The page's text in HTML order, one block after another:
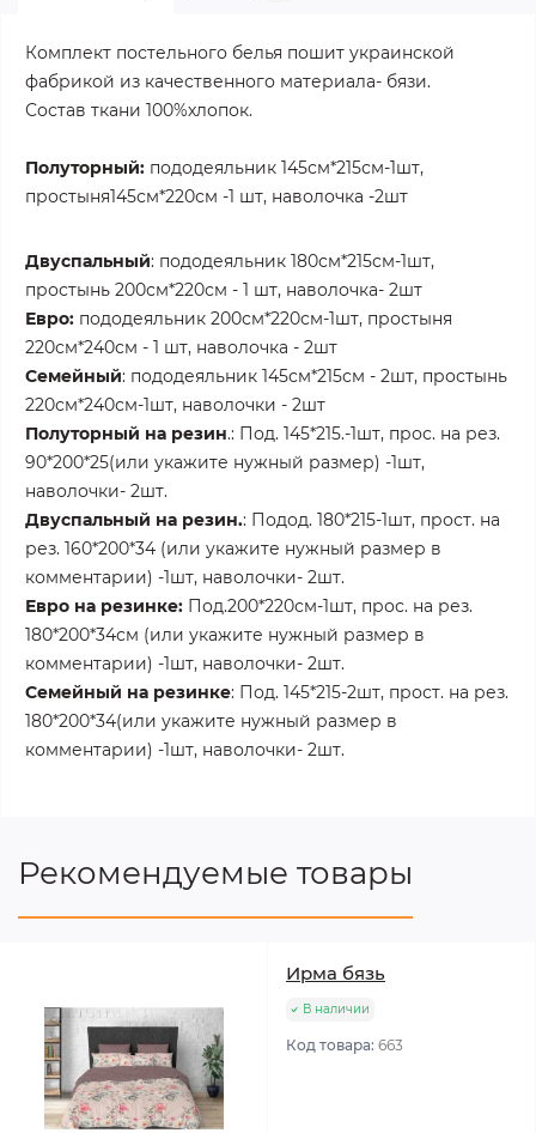
Комплект постельного белья пошит украинской
фабрикой из качественного материала- бязи.
Состав ткани 100%хлопок.
Полуторный: пододеяльник 145см*215см-1шт,
простыня145см*220см -1 шт, наволочка -2шт
Двуспальный: пододеяльник 180см*215см-1шт,
простынь 200см*220см - 1 шт, наволочка- 2шт
Евро: пододеяльник 200см*220см-1шт, простыня
220см*240см - 1 шт, наволочка - 2шт
Семейный: пододеяльник 145см*215см - 2шт, простынь
220см*240см-1шт, наволочки - 2шт
Полуторный на резин.: Под. 145*215.-1шт, прос. на рез.
90*200*25(или укажите нужный размер) -1шт,
наволочки- 2шт.
Двуспальный на резин.: Подод. 180*215-1шт, прост. на
рез. 160*200*34 (или укажите нужный размер в
комментарии) -1шт, наволочки- 2шт.
Евро на резинке: Под.200*220см-1шт, прос. на рез.
180*200*34см (или укажите нужный размер в
комментарии) -1шт, наволочки- 2шт.
Семейный на резинке: Под. 145*215-2шт, прост. на рез.
180*200*34(или укажите нужный размер в
комментарии) -1шт, наволочки- 2шт.
Рекомендуемые товары
Ирма бязь
В наличии
Код товара: 663